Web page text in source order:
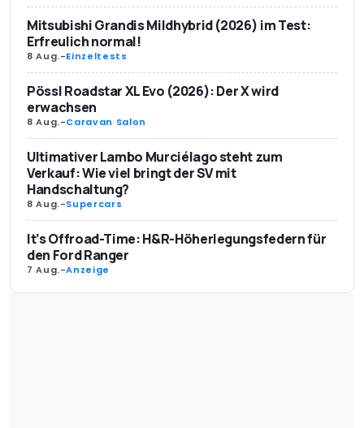
Mitsubishi Grandis Mildhybrid (2026) im Test:
Erfreulich normal!
8 Aug.-Einzeltests
Pössl Roadstar XL Evo (2026): Der X wird
erwachsen
8 Aug.-Caravan Salon
Ultimativer Lambo Murciélago steht zum
Verkauf: Wie viel bringt der SV mit
Handschaltung?
8 Aug.-Supercars
It’s Offroad-Time: H&R-Höherlegungsfedern für
den Ford Ranger
7 Aug.-Anzeige